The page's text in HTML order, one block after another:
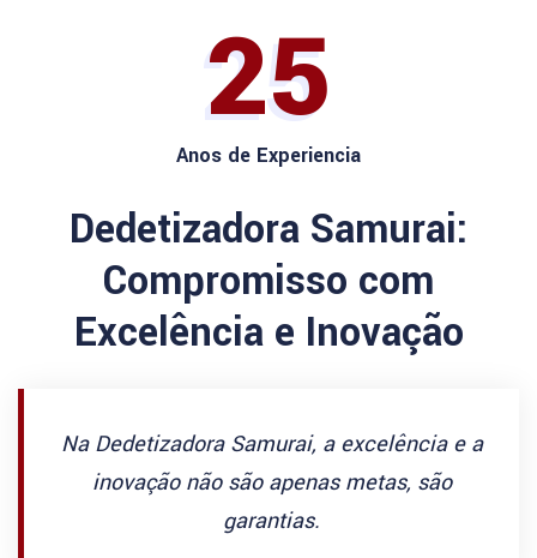
25
Anos de Experiencia
Dedetizadora Samurai:
Compromisso com
Excelência e Inovação
Na Dedetizadora Samurai, a excelência e a
inovação não são apenas metas, são
garantias.